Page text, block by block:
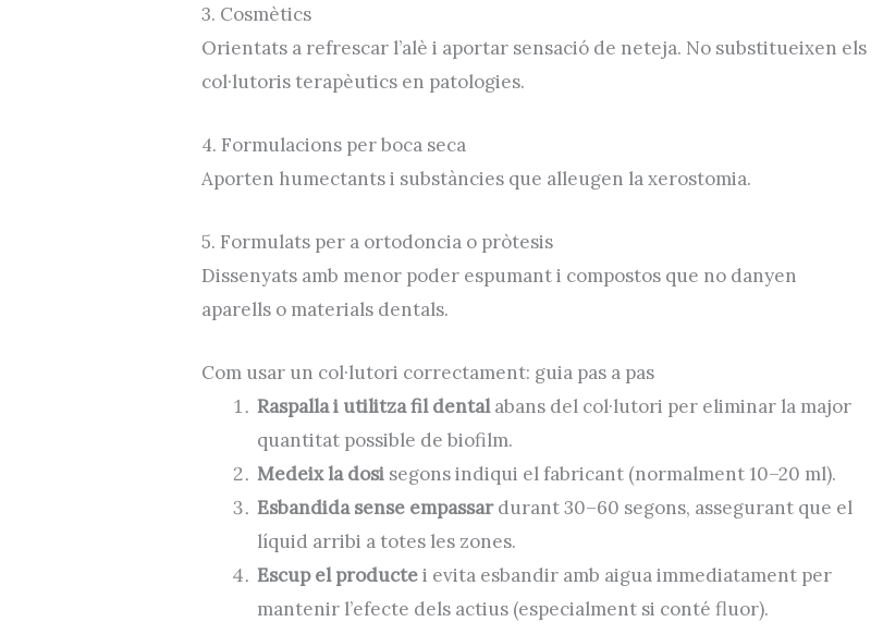
3. Cosmètics
Orientats a refrescar l’alè i aportar sensació de neteja. No substitueixen els
col·lutoris terapèutics en patologies.
4. Formulacions per boca seca
Aporten humectants i substàncies que alleugen la xerostomia.
5. Formulats per a ortodoncia o pròtesis
Dissenyats amb menor poder espumant i compostos que no danyen
aparells o materials dentals.
Com usar un col·lutori correctament: guia pas a pas
Raspalla i utilitza fil dentalabans del col·lutori per eliminar la major
quantitat possible de biofilm.
Medeix la dosi segons indiqui el fabricant (normalment 10–20 ml).
Esbandida sense empassardurant 30–60 segons, assegurant que el
líquid arribi a totes les zones.
Escup el productei evita esbandir amb aigua immediatament per
mantenir l’efecte dels actius (especialment si conté fluor).